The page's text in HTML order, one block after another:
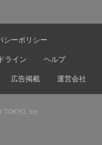
シーポリシー
ライン
ヘルプ
広告掲載 運営会社
TOKYO, Inc.